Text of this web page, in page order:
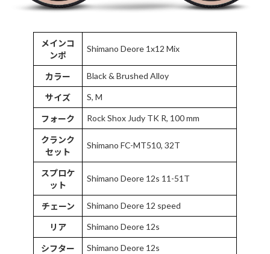
メインコ
ンポ
Shimano Deore 1x12 Mix
カラー Black & Brushed Alloy
サイズ S, M
フォーク Rock Shox Judy TK R, 100 mm
クランク
セット
Shimano FC-MT510, 32T
スプロケ
ット
Shimano Deore 12s 11-51T
チェーン Shimano Deore 12 speed
リア Shimano Deore 12s
シフター Shimano Deore 12s